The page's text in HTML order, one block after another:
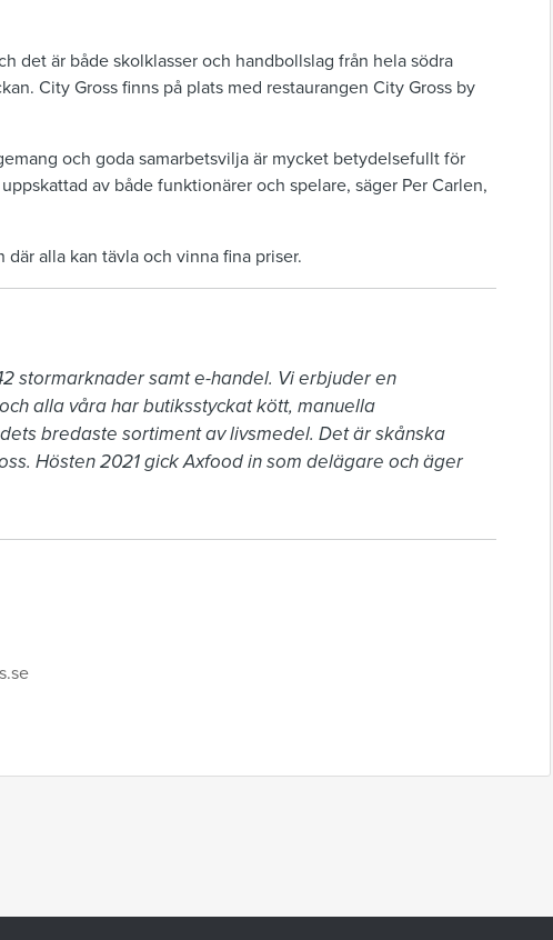
det är både skolklasser och handbollslag från hela södra
City Gross finns på plats med restaurangen City Gross by
och goda samarbetsvilja är mycket betydelsefullt för
av både funktionärer och spelare, säger Per Carlen,
alla kan tävla och vinna fina priser.
stormarknader samt e-handel. Vi erbjuder en
alla våra har butiksstyckat kött, manuella
bredaste sortiment av livsmedel. Det är skånska
Hösten 2021 gick Axfood in som delägare och äger